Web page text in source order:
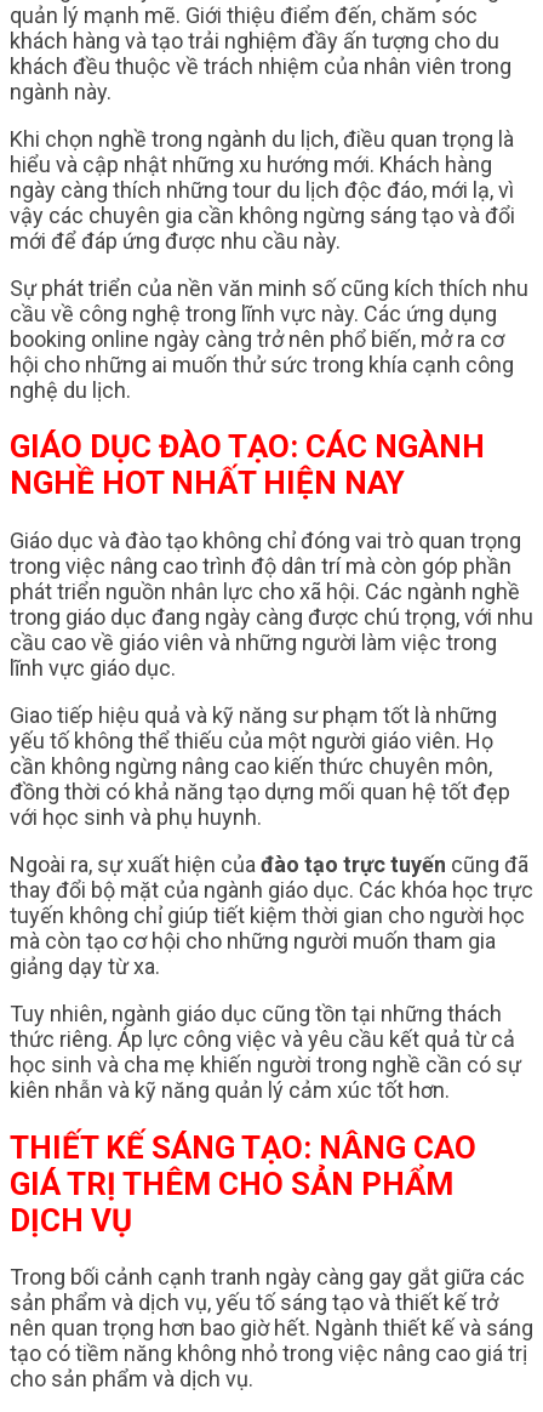
quản lý mạnh mẽ. Giới thiệu điểm đến, chăm sóc
khách hàng và tạo trải nghiệm đầy ấn tượng cho du
khách đều thuộc về trách nhiệm của nhân viên trong
ngành này.
Khi chọn nghề trong ngành du lịch, điều quan trọng là
hiểu và cập nhật những xu hướng mới. Khách hàng
ngày càng thích những tour du lịch độc đáo, mới lạ, vì
vậy các chuyên gia cần không ngừng sáng tạo và đổi
mới để đáp ứng được nhu cầu này.
Sự phát triển của nền văn minh số cũng kích thích nhu
cầu về công nghệ trong lĩnh vực này. Các ứng dụng
booking online ngày càng trở nên phổ biến, mở ra cơ
hội cho những ai muốn thử sức trong khía cạnh công
nghệ du lịch.
GIÁO DỤC ĐÀO TẠO: CÁC NGÀNH
NGHỀ HOT NHẤT HIỆN NAY
Giáo dục và đào tạo không chỉ đóng vai trò quan trọng
trong việc nâng cao trình độ dân trí mà còn góp phần
phát triển nguồn nhân lực cho xã hội. Các ngành nghề
trong giáo dục đang ngày càng được chú trọng, với nhu
cầu cao về giáo viên và những người làm việc trong
lĩnh vực giáo dục.
Giao tiếp hiệu quả và kỹ năng sư phạm tốt là những
yếu tố không thể thiếu của một người giáo viên. Họ
cần không ngừng nâng cao kiến thức chuyên môn,
đồng thời có khả năng tạo dựng mối quan hệ tốt đẹp
với học sinh và phụ huynh.
Ngoài ra, sự xuất hiện của đào tạo trực tuyến cũng đã
thay đổi bộ mặt của ngành giáo dục. Các khóa học trực
tuyến không chỉ giúp tiết kiệm thời gian cho người học
mà còn tạo cơ hội cho những người muốn tham gia
giảng dạy từ xa.
Tuy nhiên, ngành giáo dục cũng tồn tại những thách
thức riêng. Áp lực công việc và yêu cầu kết quả từ cả
học sinh và cha mẹ khiến người trong nghề cần có sự
kiên nhẫn và kỹ năng quản lý cảm xúc tốt hơn.
THIẾT KẾ SÁNG TẠO: NÂNG CAO
GIÁ TRỊ THÊM CHO SẢN PHẨM
DỊCH VỤ
Trong bối cảnh cạnh tranh ngày càng gay gắt giữa các
sản phẩm và dịch vụ, yếu tố sáng tạo và thiết kế trở
nên quan trọng hơn bao giờ hết. Ngành thiết kế và sáng
tạo có tiềm năng không nhỏ trong việc nâng cao giá trị
cho sản phẩm và dịch vụ.